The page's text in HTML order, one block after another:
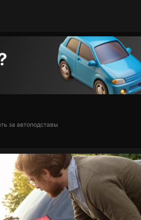
за автоподставы